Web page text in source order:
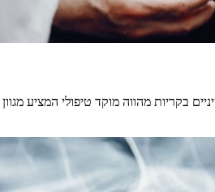
בקריות מהווה מוקד טיפולי המציע